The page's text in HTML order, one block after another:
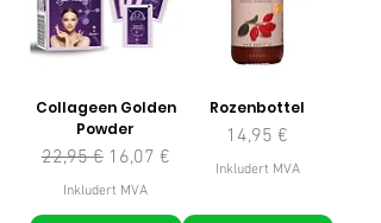
Collageen Golden
Powder
Vanlig pris
22,95 € Salgspris
16,07 €
Inkludert MVA
Rozenbottel
Pris
14,95 €
Inkludert MVA